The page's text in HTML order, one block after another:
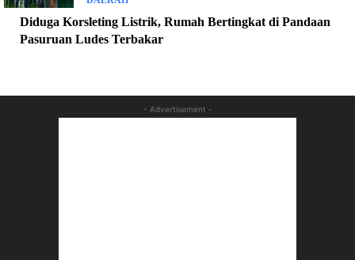
Diduga Korsleting Listrik, Rumah Bertingkat di Pandaan
Pasuruan Ludes Terbakar
- Advertisement -